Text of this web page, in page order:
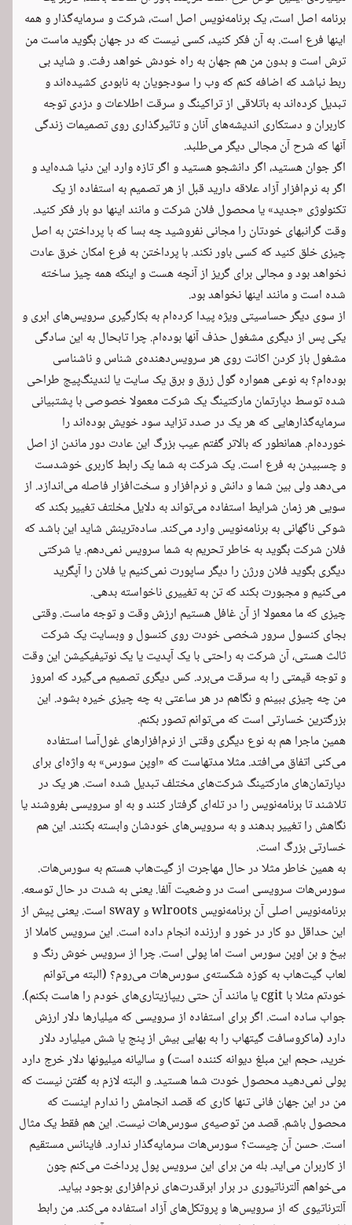
برنامه اصل است، یک برنامه‌نویس اصل است، شرکت و سرمایه‌گذار و همه
اینها فرع است. به آن فکر کنید، کسی نیست که در جهان بگوید ماست من
ترش است و بدون من هم جهان به راه خودش خواهد رفت. و شاید بی
ربط نباشد که اضافه کنم که وب را سودجویان به نابودی کشیده‌اند و
تبدیل کرده‌اند به باتلاقی از تراکینگ و سرقت اطلاعات و دزدی توجه
کاربران و دستکاری اندیشه‌های آنان و تاثیرگذاری روی تصمیمات زندگی
آنها که شرح آن مجالی دیگر می‌طلبد.
اگر جوان هستید، اگر دانشجو هستید و اگر تازه وارد این دنیا شده‌اید و
اگر به نرم‌افزار آزاد علاقه دارید قبل از هر تصمیم به استفاده از یک
تکنولوژی «جدید» یا محصول فلان شرکت و مانند اینها دو بار فکر کنید.
وقت گرانبهای خودتان را مجانی نفروشید چه بسا که با پرداختن به اصل
چیزی خلق کنید که کسی باور نکند. با پرداختن به فرع امکان خرق عادت
نخواهد بود و مجالی برای گریز از آنچه هست و اینکه همه چیز ساخته
شده است و مانند اینها نخواهد بود.
از سوی دیگر حساسیتی ویژه پیدا کرده‌ام به بکارگیری سرویس‌های ابری و
یکی پس از دیگری مشغول حذف آنها بوده‌ام. چرا تابحال به این سادگی
مشغول باز کردن اکانت روی هر سرویس‌دهنده‌ی شناس و ناشناسی
بوده‌ام؟ به نوعی همواره گول زرق و برق یک سایت یا لندینگ‌پیج طراحی
شده توسط دپارتمان مارکتینگ یک شرکت معمولا خصوصی با پشتبیانی
سرمایه‌گذارهایی که هر یک در صدد تزاید سود خویش بوده‌اند را
خورده‌ام. همانطور که بالاتر گفتم عیب بزرگ این عادت دور ماندن از اصل
و چسبیدن به فرع است. یک شرکت به شما یک رابط کاربری خوشدست
می‌دهد ولی بین شما و دانش و نرم‌افزار و سخت‌افزار فاصله می‌اندازد. از
سویی هر زمان شرایط استفاده می‌تواند به دلایل مخلتف تغییر بکند که
شوکی ناگهانی به برنامه‌نویس وارد می‌کند. ساده‌ترینش شاید این باشد که
فلان شرکت بگوید به خاطر تحریم به شما سرویس نمی‌دهم. یا شرکتی
دیگری بگوید فلان ورژن را دیگر ساپورت نمی‌کنیم یا فلان را آپگرید
می‌کنیم و مجبورت بکند که تن به تغییری ناخواسته بدهی.
چیزی که ما معمولا از آن غافل هستیم ارزش وقت و توجه ماست. وقتی
بجای کنسول سرور شخصی خودت روی کنسول و وبسایت یک شرکت
ثالث هستی، آن شرکت به راحتی با یک آپدیت یا یک نوتیفیکیشن این وقت
و توجه قیمتی را به سرقت می‌برد. کس دیگری تصمیم می‌گیرد که امروز
من چه چیزی ببینم و نگاهم در هر ساعتی به چه چیزی خیره بشود. این
بزرگترین خسارتی است که می‌توانم تصور بکنم.
همین ماجرا هم به نوع دیگری وقتی از نرم‌افزارهای غول‌آسا استفاده
می‌کنی اتفاق می‌افتد. مثلا مدتهاست که «اوپن سورس» به واژه‌ای برای
دپارتمان‌های مارکتینگ شرکت‌های مختلف تبدیل شده است. هر یک در
تلاشند تا برنامه‌نویس را در تله‌ای گرفتار کنند و به او سرویسی بفروشند یا
نگاهش را تغییر بدهند و به سرویس‌های خودشان وابسته بکنند. این هم
خسارتی بزرگ است.
به همین خاطر مثلا در حال مهاجرت از گیت‌هاب هستم به سورس‌هات.
سورس‌هات سرویسی است در وضعیت آلفا. یعنی به شدت در حال توسعه.
برنامه‌نویس اصلی آن برنامه‌نویس wlroots و sway است. یعنی پیش از
این حداقل دو کار در خور و ارزنده انجام داده است. این سرویس کاملا از
بیخ و بن اوپن سورس است اما پولی است. چرا از سرویس خوش رنگ و
لعاب گیت‌هاب به کوزه شکسته‌ی سورس‌هات می‌روم؟ (البته می‌توانم
خودتم مثلا با cgit یا مانند آن حتی ریپازیتاری‌های خودم را هاست بکنم).
جواب ساده است. اگر برای استفاده از سرویسی که میلیارها دلار ارزش
دارد (ماکروسافت گیتهاب را به بهایی بیش از پنج یا شش میلیارد دلار
خرید، حجم این مبلغ دیوانه کننده است) و سالیانه میلیونها دلار خرج دارد
پولی نمی‌دهید محصول خودت شما هستید. و البته لازم به گفتن نیست که
من در این جهان فانی تنها کاری که قصد انجامش را ندارم اینست که
محصول باشم. قصد من توصیه‌ی سورس‌هات نیست. این هم فقط یک مثال
است. حسن آن چیست؟ سورس‌هات سرمایه‌گذار ندارد. فاینانس مستقیم
از کاربران می‌اید. بله من برای این سرویس پول پرداخت می‌کنم چون
می‌خواهم آلترناتیوری در برار ابرقدرت‌های نرم‌افزاری بوجود بیاید.
آلترناتیوی که از سرویس‌ها و پروتکل‌های آزاد استفاده می‌کند. من رابط